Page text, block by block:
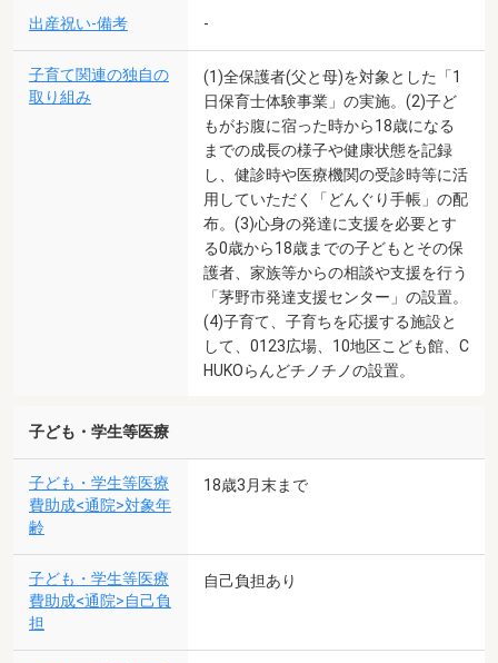
出産祝い-備考 -
子育て関連の独自の
取り組み
(1)全保護者(父と母)を対象とした「1
日保育士体験事業」の実施。(2)子ど
もがお腹に宿った時から18歳になる
までの成長の様子や健康状態を記録
し、健診時や医療機関の受診時等に活
用していただく「どんぐり手帳」の配
布。(3)心身の発達に支援を必要とす
る0歳から18歳までの子どもとその保
護者、家族等からの相談や支援を行う
「茅野市発達支援センター」の設置。
(4)子育て、子育ちを応援する施設と
して、0123広場、10地区こども館、C
HUKOらんどチノチノの設置。
子ども・学生等医療
子ども・学生等医療
費助成<通院>対象年
齢
18歳3月末まで
子ども・学生等医療
費助成<通院>自己負
担
自己負担あり